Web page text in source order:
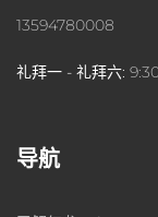
13594780008
礼拜一 - 礼拜六:
导航